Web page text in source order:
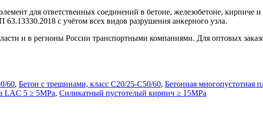
для ответственных соединений в бетоне, железобетоне, кирпиче
с учётом всех видов разрушения анкерного узла.
и в регионы России транспортными компаниями. Для оптовых
60, Бетон с трещинами, класс C20/25-C50/60, Бетонная многопустотная
LAC 5 ≥ 5MPa, Силикатный пустотелый кирпич ≥ 15MPa